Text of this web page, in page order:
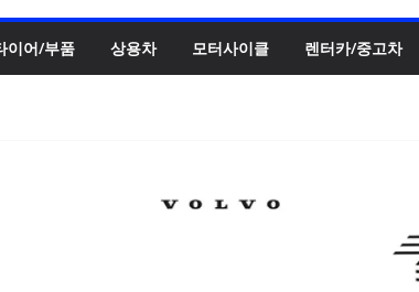
이어/부품 상용차 모터사이클 렌터카/중고차